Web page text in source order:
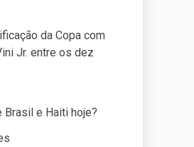
da Copa com
Jr. entre os dez
e Haiti hoje?